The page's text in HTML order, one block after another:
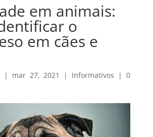
em animais:
o
em cães e
| mar 27, 2021 | Informativos |0